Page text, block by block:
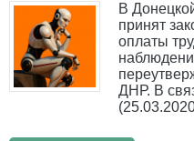
В
принят
оплаты
ДНР. В